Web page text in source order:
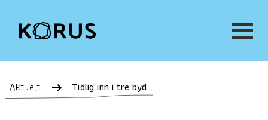
Aktuelt Tidlig inn i tre bydeler i Oslo